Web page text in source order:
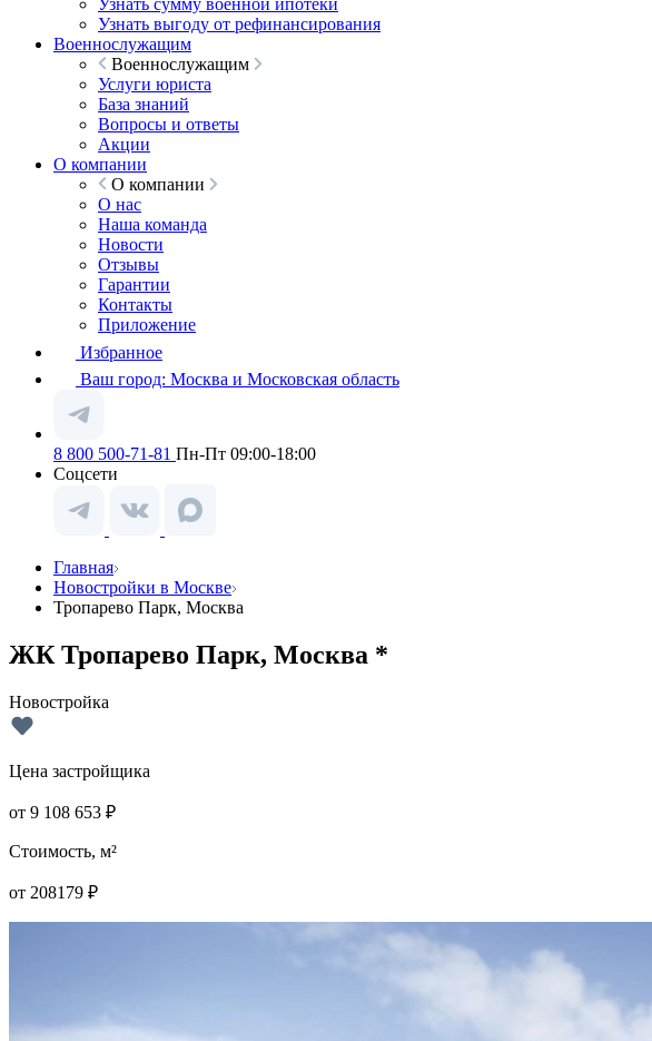
Узнать сумму военной ипотеки
Узнать выгоду от рефинансирования
Военнослужащим
Военнослужащим
Услуги юриста
База знаний
Вопросы и ответы
Акции
О компании
О компании
О нас
Наша команда
Новости
Отзывы
Гарантии
Контакты
Приложение
Избранное
Ваш город: Москва и Московская область
8 800 500-71-81 Пн-Пт 09:00-18:00
Соцсети
Главная
Новостройки в Москве
Тропарево Парк, Москва
ЖК Тропарево Парк, Москва *
Новостройка
Цена застройщика
от 9 108 653 ₽
Стоимость, м²
от 208179 ₽